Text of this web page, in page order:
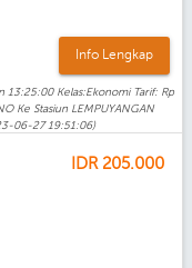
Info Lengkap
13:25:00 Kelas:Ekonomi Tarif: Rp
Ke Stasiun LEMPUYANGAN
06-27 19:51:06)
IDR 205.000